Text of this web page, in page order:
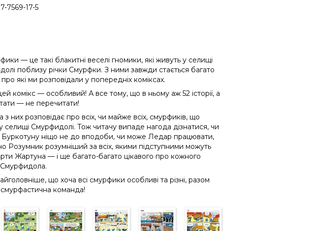
7569-17-5
— це такі блакитні веселі гномики, які живуть у селищі
поблизу річки Смурфки. З ними завжди стається багато
які ми розповідали у попередніх коміксах.
комікс — особливий! А все тому, що в ньому аж 52 історії, а
— не перечитати!
них розповідає про всіх, чи майже всіх, смурфиків, що
селищі Смурфидолі. Тож читачу випаде нагода дізнатися, чи
Буркотуну ніщо не до вподоби, чи може Ледар працювати,
Розумник розумніший за всіх, якими підступними можуть
Жартуна — і ще багато-багато цікавого про кожного
що хоча всі смурфики особливі та різні, разом
команда!